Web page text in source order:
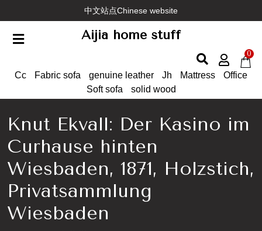
to
content
中文站点Chinese website
Aijia home stuff
0
Cc Fabric sofa genuine leather Jh Mattress
Office
Soft sofa
solid wood
Knut Ekvall: Der Kasino im
Curhause hinten
Wiesbaden, 1871, Holzstich,
Privatsammlung
Wiesbaden